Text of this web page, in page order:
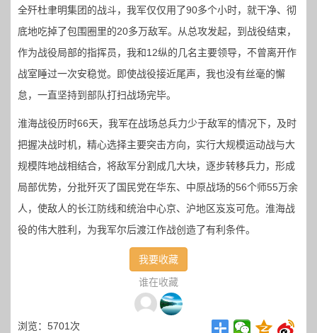
全歼杜聿明集团的战斗，我军仅仅用了90多个小时，就干净、彻
底地吃掉了包围圈里的20多万敌军。从总攻发起，到战役结束，
作为战役局部的指挥员，我和12纵的几名主要领导，不曾离开作
战室睡过一次安稳觉。即使战役接近尾声，我也没有丝毫的懈
怠，一直坚持到部队打扫战场完毕。
淮海战役历时66天，我军在战场总兵力少于敌军的情况下，及时
把握决战时机，精心选择主要突击方向，实行大规模运动战与大
规模阵地战相结合，将敌军分割成几大块，逐步转移兵力，形成
局部优势，分批歼灭了国民党在华东、中原战场的56个师55万余
人，使敌人的长江防线和统治中心京、沪地区岌岌可危。淮海战
役的伟大胜利，为我军尔后渡江作战创造了有利条件。
我要收藏
谁在收藏
浏览：5701次